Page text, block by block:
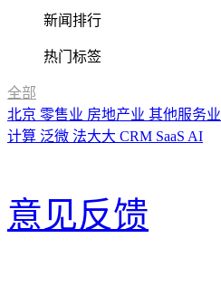
新闻排行
热门标签
全部
北京 零售业 房地产业 其他服务业
计算 泛微 法大大 CRM SaaS AI
意见反馈